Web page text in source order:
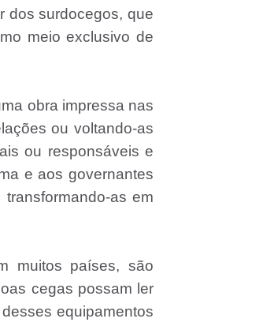
dos surdocegos, que
meio exclusivo de
obra impressa nas
ou voltando-as
ou responsáveis e
e aos governantes
as em
muitos países, são
cegas possam ler
equipamentos